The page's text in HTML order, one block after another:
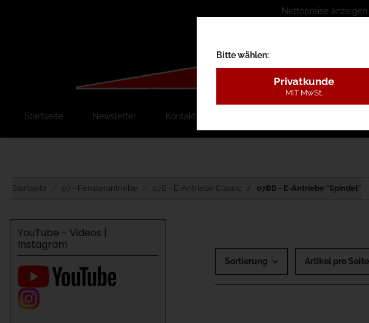
Nettopreise anzeigen
Startseite Newsletter Kontakt
Startseite 07 - Fensterantriebe 07B - E-Antriebe Classic 07BB - E-Antriebe "Spindel"
Sortierung Artikel pro Seite
YouTube - Videos |
Instagram
Bitte wählen:
Privatkunde
MIT MwSt.